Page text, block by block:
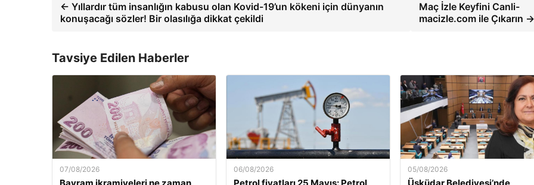
← Yıllardır tüm insanlığın kabusu olan Kovid-19’un kökeni için dünyanın
konuşacağı sözler! Bir olasılığa dikkat çekildi
Maç İzle Keyfini Canli-
macizle.com ile Çıkarın →
Tavsiye Edilen Haberler
07/08/2026 06/08/2026 05/08/2026